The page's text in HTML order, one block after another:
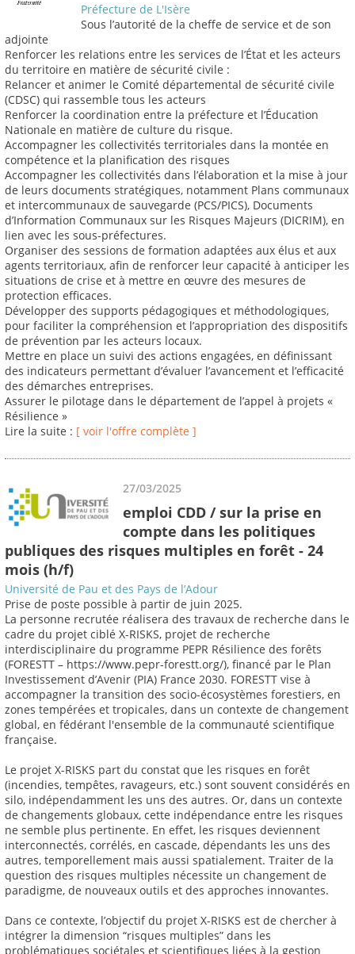
Préfecture de L'Isère
Sous l’autorité de la cheffe de service et de son
adjointe
Renforcer les relations entre les services de l’État et les acteurs
du territoire en matière de sécurité civile :
Relancer et animer le Comité départemental de sécurité civile
(CDSC) qui rassemble tous les acteurs
Renforcer la coordination entre la préfecture et l’Éducation
Nationale en matière de culture du risque.
Accompagner les collectivités territoriales dans la montée en
compétence et la planification des risques
Accompagner les collectivités dans l’élaboration et la mise à jour
de leurs documents stratégiques, notamment Plans communaux
et intercommunaux de sauvegarde (PCS/PICS), Documents
d’Information Communaux sur les Risques Majeurs (DICRIM), en
lien avec les sous-préfectures.
Organiser des sessions de formation adaptées aux élus et aux
agents territoriaux, afin de renforcer leur capacité à anticiper les
situations de crise et à mettre en œuvre des mesures de
protection efficaces.
Développer des supports pédagogiques et méthodologiques,
pour faciliter la compréhension et l’appropriation des dispositifs
de prévention par les acteurs locaux.
Mettre en place un suivi des actions engagées, en définissant
des indicateurs permettant d’évaluer l’avancement et l’efficacité
des démarches entreprises.
Assurer le pilotage dans le département de l’appel à projets «
Résilience »
Lire la suite : [ voir l'offre complète ]
27/03/2025
emploi CDD / sur la prise en
compte dans les politiques
publiques des risques multiples en forêt - 24
mois (h/f)
Université de Pau et des Pays de l’Adour
Prise de poste possible à partir de juin 2025.
La personne recrutée réalisera des travaux de recherche dans le
cadre du projet ciblé X-RISKS, projet de recherche
interdisciplinaire du programme PEPR Résilience des forêts
(FORESTT – https://www.pepr-forestt.org/), financé par le Plan
Investissement d’Avenir (PIA) France 2030. FORESTT vise à
accompagner la transition des socio-écosystèmes forestiers, en
zones tempérées et tropicales, dans un contexte de changement
global, en fédérant l'ensemble de la communauté scientifique
française.
Le projet X-RISKS part du constat que les risques en forêt
(incendies, tempêtes, ravageurs, etc.) sont souvent considérés en
silo, indépendamment les uns des autres. Or, dans un contexte
de changements globaux, cette indépendance entre les risques
ne semble plus pertinente. En effet, les risques deviennent
interconnectés, corrélés, en cascade, dépendants les uns des
autres, temporellement mais aussi spatialement. Traiter de la
question des risques multiples nécessite un changement de
paradigme, de nouveaux outils et des approches innovantes.
Dans ce contexte, l’objectif du projet X-RISKS est de chercher à
intégrer la dimension “risques multiples” dans les
problématiques sociétales et scientifiques liées à la gestion